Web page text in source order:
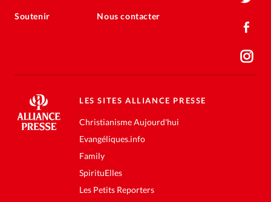
Soutenir Nous contacter
LES SITES ALLIANCE PRESSE
Christianisme Aujourd'hui
Evangéliques.info
Family
SpirituElles
Les Petits Reporters